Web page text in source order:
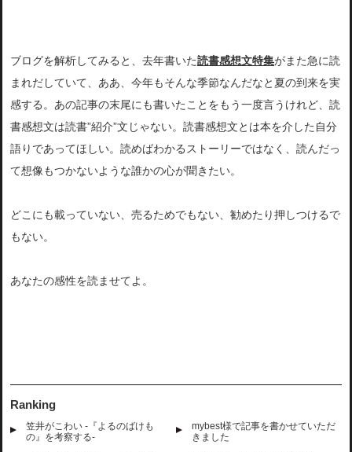
ブログを解析してみると、去年書いた読書感想文特集がまた急に読
まれだしていて、ああ、 今年もそんな季節なんだなと夏の到来を実
感する。あの記事の末尾にも書いたことをもう一度言うけれど、読
書感想文は読書”紹介”文じゃない。読書感想文とは本を介した自分
語りであってほしい。 読めばわかるストーリーではなく、読んだっ
て想像もつかないような誰かの心が聞きたい。
どこにも載っていない、売るためでもない、勧めたり押しつけるで
もない。
あなたの感性を読ませてよ。
Ranking
笠井がこわい -『よるのばけも
の』を考察する-
mybest様で記事を書かせていただ
きました